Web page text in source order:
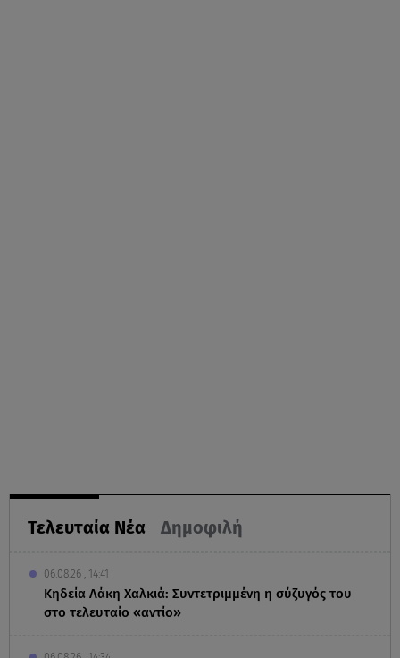
Τελευταία Νέα Δημοφιλή
06.08.26 , 14:41
Κηδεία Λάκη Χαλκιά: Συντετριμμένη η σύζυγός του
στο τελευταίο «αντίο»